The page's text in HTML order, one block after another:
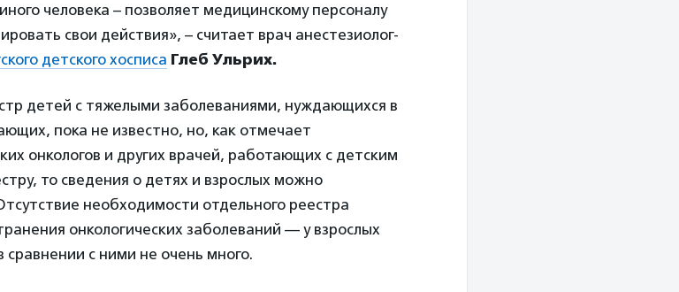
человека – позволяет медицинскому персоналу
свои действия», – считает врач анестезиолог-
детского хосписа Глеб Ульрих.
детей с тяжелыми заболеваниями, нуждающихся в
пока не известно, но, как отмечает
онкологов и других врачей, работающих с детским
то сведения о детях и взрослых можно
необходимости отдельного реестра
онкологических заболеваний — у взрослых
с ними не очень много.